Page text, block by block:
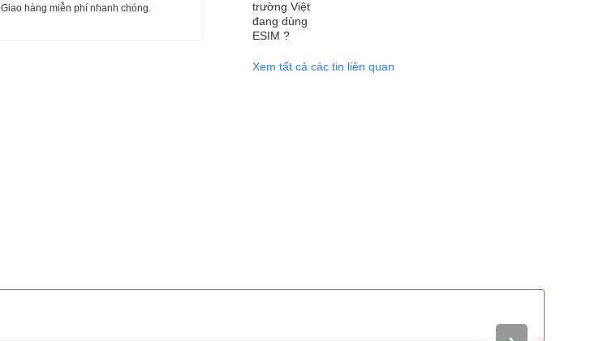
Giao hàng miễn phí nhanh chóng.
Xem tất cả các tin liên quan